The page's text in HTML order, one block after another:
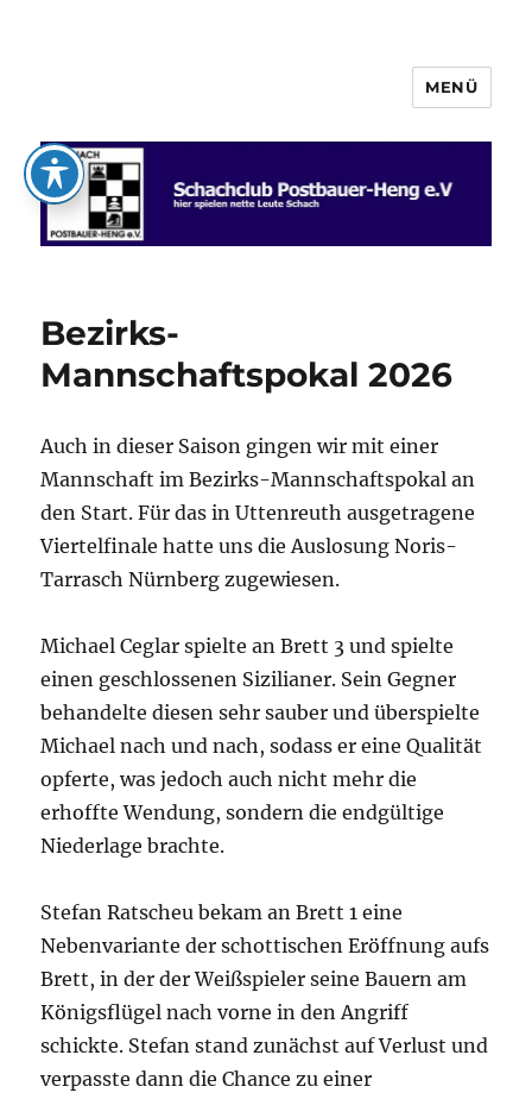
Schachclub Postbauer-Heng e.V.
MENÜ
Bezirks-
Mannschaftspokal 2026
Auch in dieser Saison gingen wir mit einer
Mannschaft im Bezirks-Mannschaftspokal an
den Start. Für das in Uttenreuth ausgetragene
Viertelfinale hatte uns die Auslosung Noris-
Tarrasch Nürnberg zugewiesen.
Michael Ceglar spielte an Brett 3 und spielte
einen geschlossenen Sizilianer. Sein Gegner
behandelte diesen sehr sauber und überspielte
Michael nach und nach, sodass er eine Qualität
opferte, was jedoch auch nicht mehr die
erhoffte Wendung, sondern die endgültige
Niederlage brachte.
Stefan Ratscheu bekam an Brett 1 eine
Nebenvariante der schottischen Eröffnung aufs
Brett, in der der Weißspieler seine Bauern am
Königsflügel nach vorne in den Angriff
schickte. Stefan stand zunächst auf Verlust und
verpasste dann die Chance zu einer